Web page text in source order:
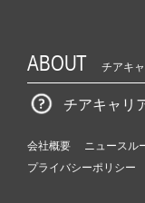
ABOUT チアキ
チアキャリ
会社概要 ニュースル
プライバシーポリシー